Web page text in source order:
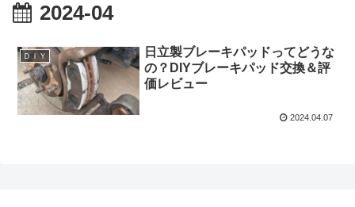
2024-04
ＤＩＹ
日立製ブレーキパッドってどうな
の？DIYブレーキパッド交換＆評
価レビュー
2024.04.07